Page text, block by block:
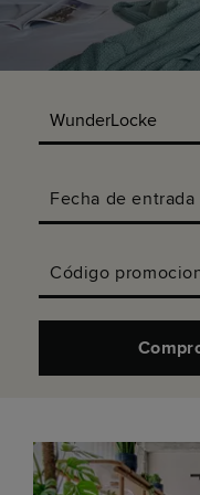
Fecha de entrada
Código